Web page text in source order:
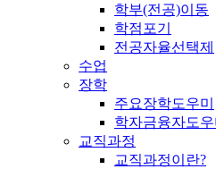
학부(전공)이동
학점포기
전공자율선택제
수업
장학
주요장학도우미
학자금융자도우
교직과정
교직과정이란?